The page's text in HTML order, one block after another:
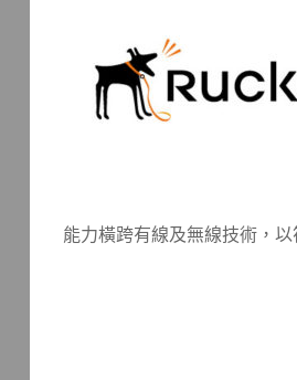
能力橫跨有線及無線技術，